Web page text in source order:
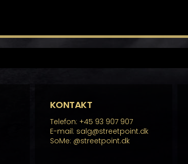
KONTAKT
Telefon: +45 93 907 907
E-mail: salg@streetpoint.dk
SoMe: @streetpoint.dk